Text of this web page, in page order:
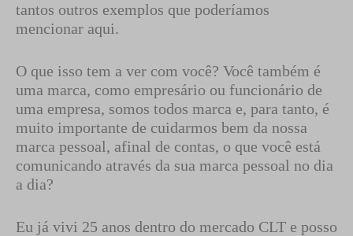
tantos outros exemplos que poderíamos
mencionar aqui.
O que isso tem a ver com você? Você também é
uma marca, como empresário ou funcionário de
uma empresa, somos todos marca e, para tanto, é
muito importante de cuidarmos bem da nossa
marca pessoal, afinal de contas, o que você está
comunicando através da sua marca pessoal no dia
a dia?
Eu já vivi 25 anos dentro do mercado CLT e posso